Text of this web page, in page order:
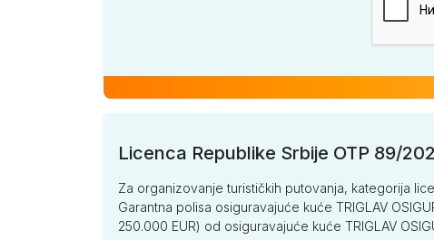
Licenca Republike Srbije OTP 89/
Za organizovanje turističkih putovanja, kategorija
Garantna polisa osiguravajuće kuće TRIGLAV
250.000 EUR) od osiguravajuće kuće TRIGLAV